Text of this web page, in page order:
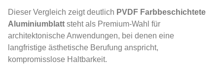
Dieser Vergleich zeigt deutlich PVDF Farbbeschichtete
Aluminiumblatt steht als Premium-Wahl für
architektonische Anwendungen, bei denen eine
langfristige ästhetische Berufung anspricht,
kompromisslose Haltbarkeit.